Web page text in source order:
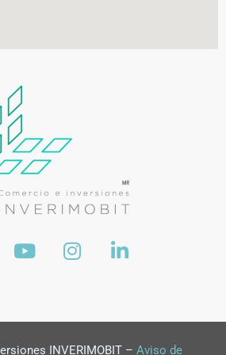
INVERIMOBIT – Aviso de